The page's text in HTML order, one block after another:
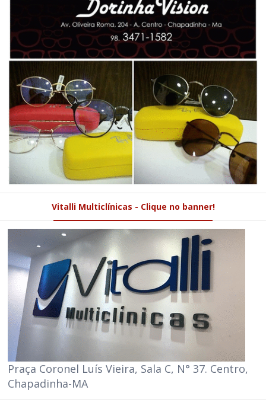
Vitalli Multiclínicas - Clique no banner!
Praça Coronel Luís Vieira, Sala C, N° 37. Centro,
Chapadinha-MA